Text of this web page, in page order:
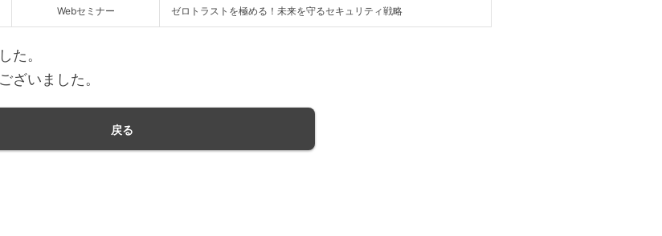
Webセミナー ゼロトラストを極める！未来を守るセキュリティ戦略
た。
ざいました。
戻る